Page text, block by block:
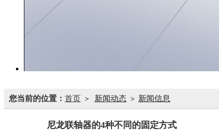
您当前的位置： 首页 > 新闻动态 > 新闻信息
尼龙联轴器的4种不同的固定方式